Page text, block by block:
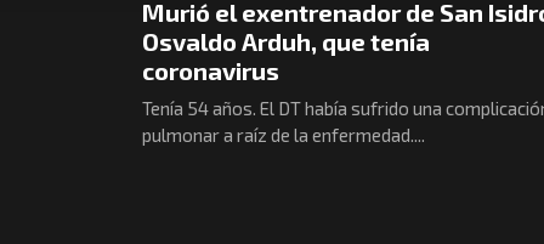
Murió el exentrenador de San
Osvaldo Arduh, que tenía
coronavirus
Tenía 54 años. El DT había sufrido una
pulmonar a raíz de la enfermedad....